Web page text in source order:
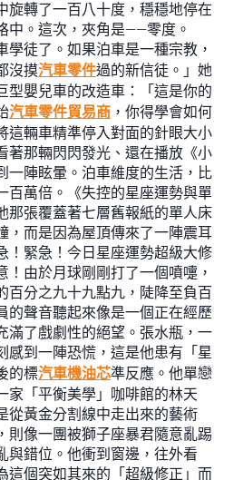
旋轉了一百八十度，穩穩地停在
中。這次，夾角是——零度。
學徒了。如果泊車是一種宗教，
沒摸汽車零件過的新信徒。」她
型嬰兒車的改造車：「這是你的
汽車零件貿易商 ，你得學會如何
這輛車精準停入對面的針眼大小
著那輛閃閃發光、還在播放《小
一陣眩暈。泊車維度的生活，比
百萬倍。《失控的星座運勢與單
那張覆蓋著七層舊報紙的單人床
，而是因為屋頂傳來了一陣震耳
！緊急！今日星座運勢超級大修
！由於月球剛剛打了一個噴嚏，
百分之九十九點九，陡降至負百
的聲音聽起來像是一個正在經歷
滿了戲劇性的絕望。張水瓶，一
感到一陣恐慌，這是他患有「星
的標汽車機油芯準反應。他單戀
家「平衡美學」咖啡館的林天
從黃金分割線中走出來的藝術
則像一團被獅子座暴君隨意亂踢
與錯位。他衝到窗邊，往外看
這個突如其來的「超級修正」而